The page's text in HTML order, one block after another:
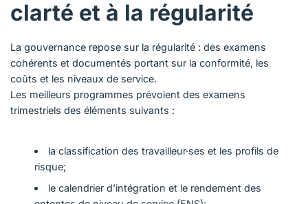
clarté et à la régularité
La gouvernance repose sur la régularité : des examens
cohérents et documentés portant sur la conformité, les
coûts et les niveaux de service.
Les meilleurs programmes prévoient des examens
trimestriels des éléments suivants :
la classification des travailleur·ses et les profils de
risque;
le calendrier d’intégration et le rendement des